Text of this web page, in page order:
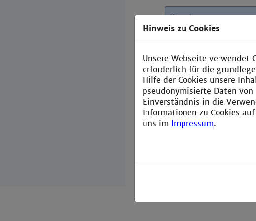
Benutzername:
Anmelden
Hinweis: Bitte
Mozilla, Opera oder
Hinweis zu Cookies
Unsere Webseite verwendet
erforderlich für die
Hilfe der Cookies unsere
pseudonymisierte Daten
Einverständnis in die
Informationen zu Cookies
uns im Impressum.